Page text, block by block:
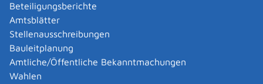
Beteiligungsberichte
Amtsblätter
Stellenausschreibungen
Bauleitplanung
Amtliche/Öffentliche Bekanntmachungen
Wahlen
Zuständige Stelle
Bundesamt für Verbraucherschutz und
Lebensmittelsicherheit (BVL)
Bundesamt für Verbraucherschutz und
Lebensmittelsicherheit